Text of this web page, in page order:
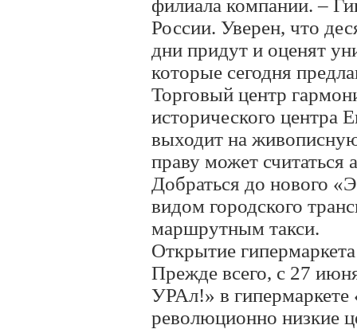
филиала компании. –
России. Уверен, что
дни придут и оценят
которые сегодня
Торговый центр
исторического центра
выходит на
праву может считаться
Добраться до нового
видом городского
маршрутным такси.
Открытие
Прежде всего, с 27
УРАл!» в гипермаркете
революционно низкие